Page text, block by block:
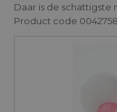
Daar is de schattigste
Product code